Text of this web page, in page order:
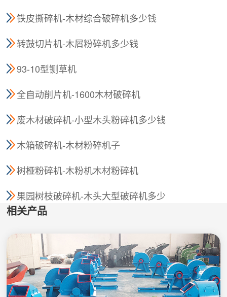
铁皮撕碎机-木材综合破碎机多少钱
转鼓切片机-木屑粉碎机多少钱
93-10型铡草机
全自动削片机-1600木材破碎机
废木材破碎机-小型木头粉碎机多少钱
木箱破碎机-木材粉碎机子
树桠粉碎机-木粉机木材粉碎机
果园树枝破碎机-木头大型破碎机多少
钱
相关产品